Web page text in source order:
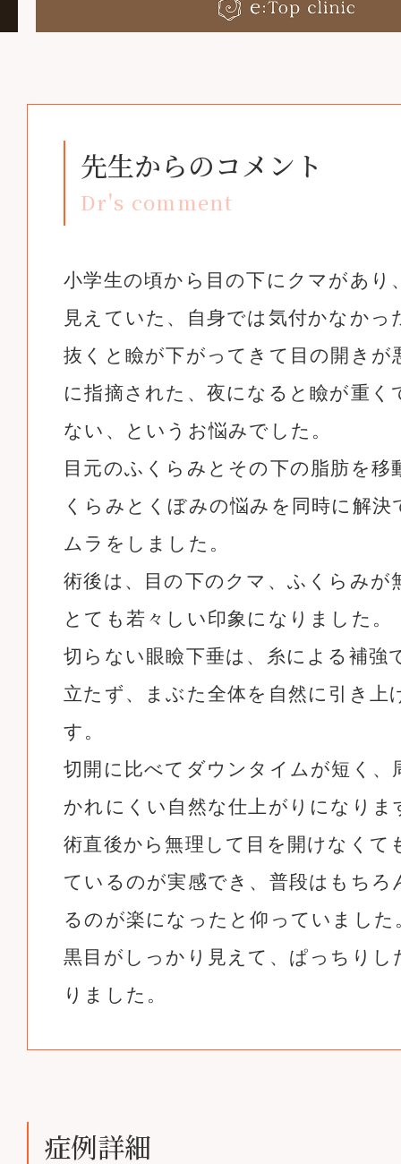
先生からのコメント
Dr's comment
小学生の頃から目の下にクマがあり
見えていた、自身では気付かなかっ
抜くと瞼が下がってきて目の開きが
に指摘された、夜になると瞼が重く
ない、というお悩みでした。
目元のふくらみとその下の脂肪を移
くらみとくぼみの悩みを同時に解決
ムラをしました。
術後は、目の下のクマ、ふくらみが
とても若々しい印象になりました。
切らない眼瞼下垂は、糸による補強
立たず、まぶた全体を自然に引き上
す。
切開に比べてダウンタイムが短く、
かれにくい自然な仕上がりになりま
術直後から無理して目を開けなくて
ているのが実感でき、普段はもちろ
るのが楽になったと仰っていました
黒目がしっかり見えて、ぱっちりし
りました。
症例詳細